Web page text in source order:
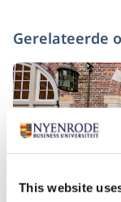
This website
Gerelateerde